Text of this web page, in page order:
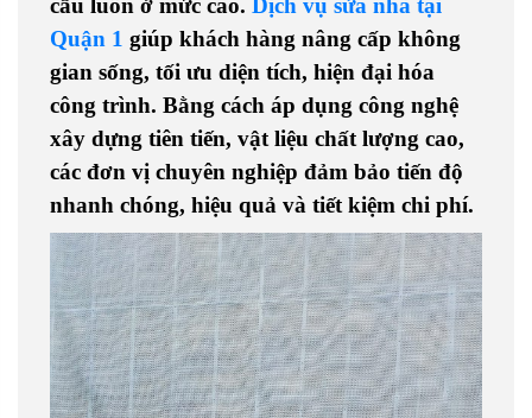
cấu luôn ở mức cao. Dịch vụ sửa nhà tại
Quận 1 giúp khách hàng nâng cấp không
gian sống, tối ưu diện tích, hiện đại hóa
công trình. Bằng cách áp dụng công nghệ
xây dựng tiên tiến, vật liệu chất lượng cao,
các đơn vị chuyên nghiệp đảm bảo tiến độ
nhanh chóng, hiệu quả và tiết kiệm chi phí.